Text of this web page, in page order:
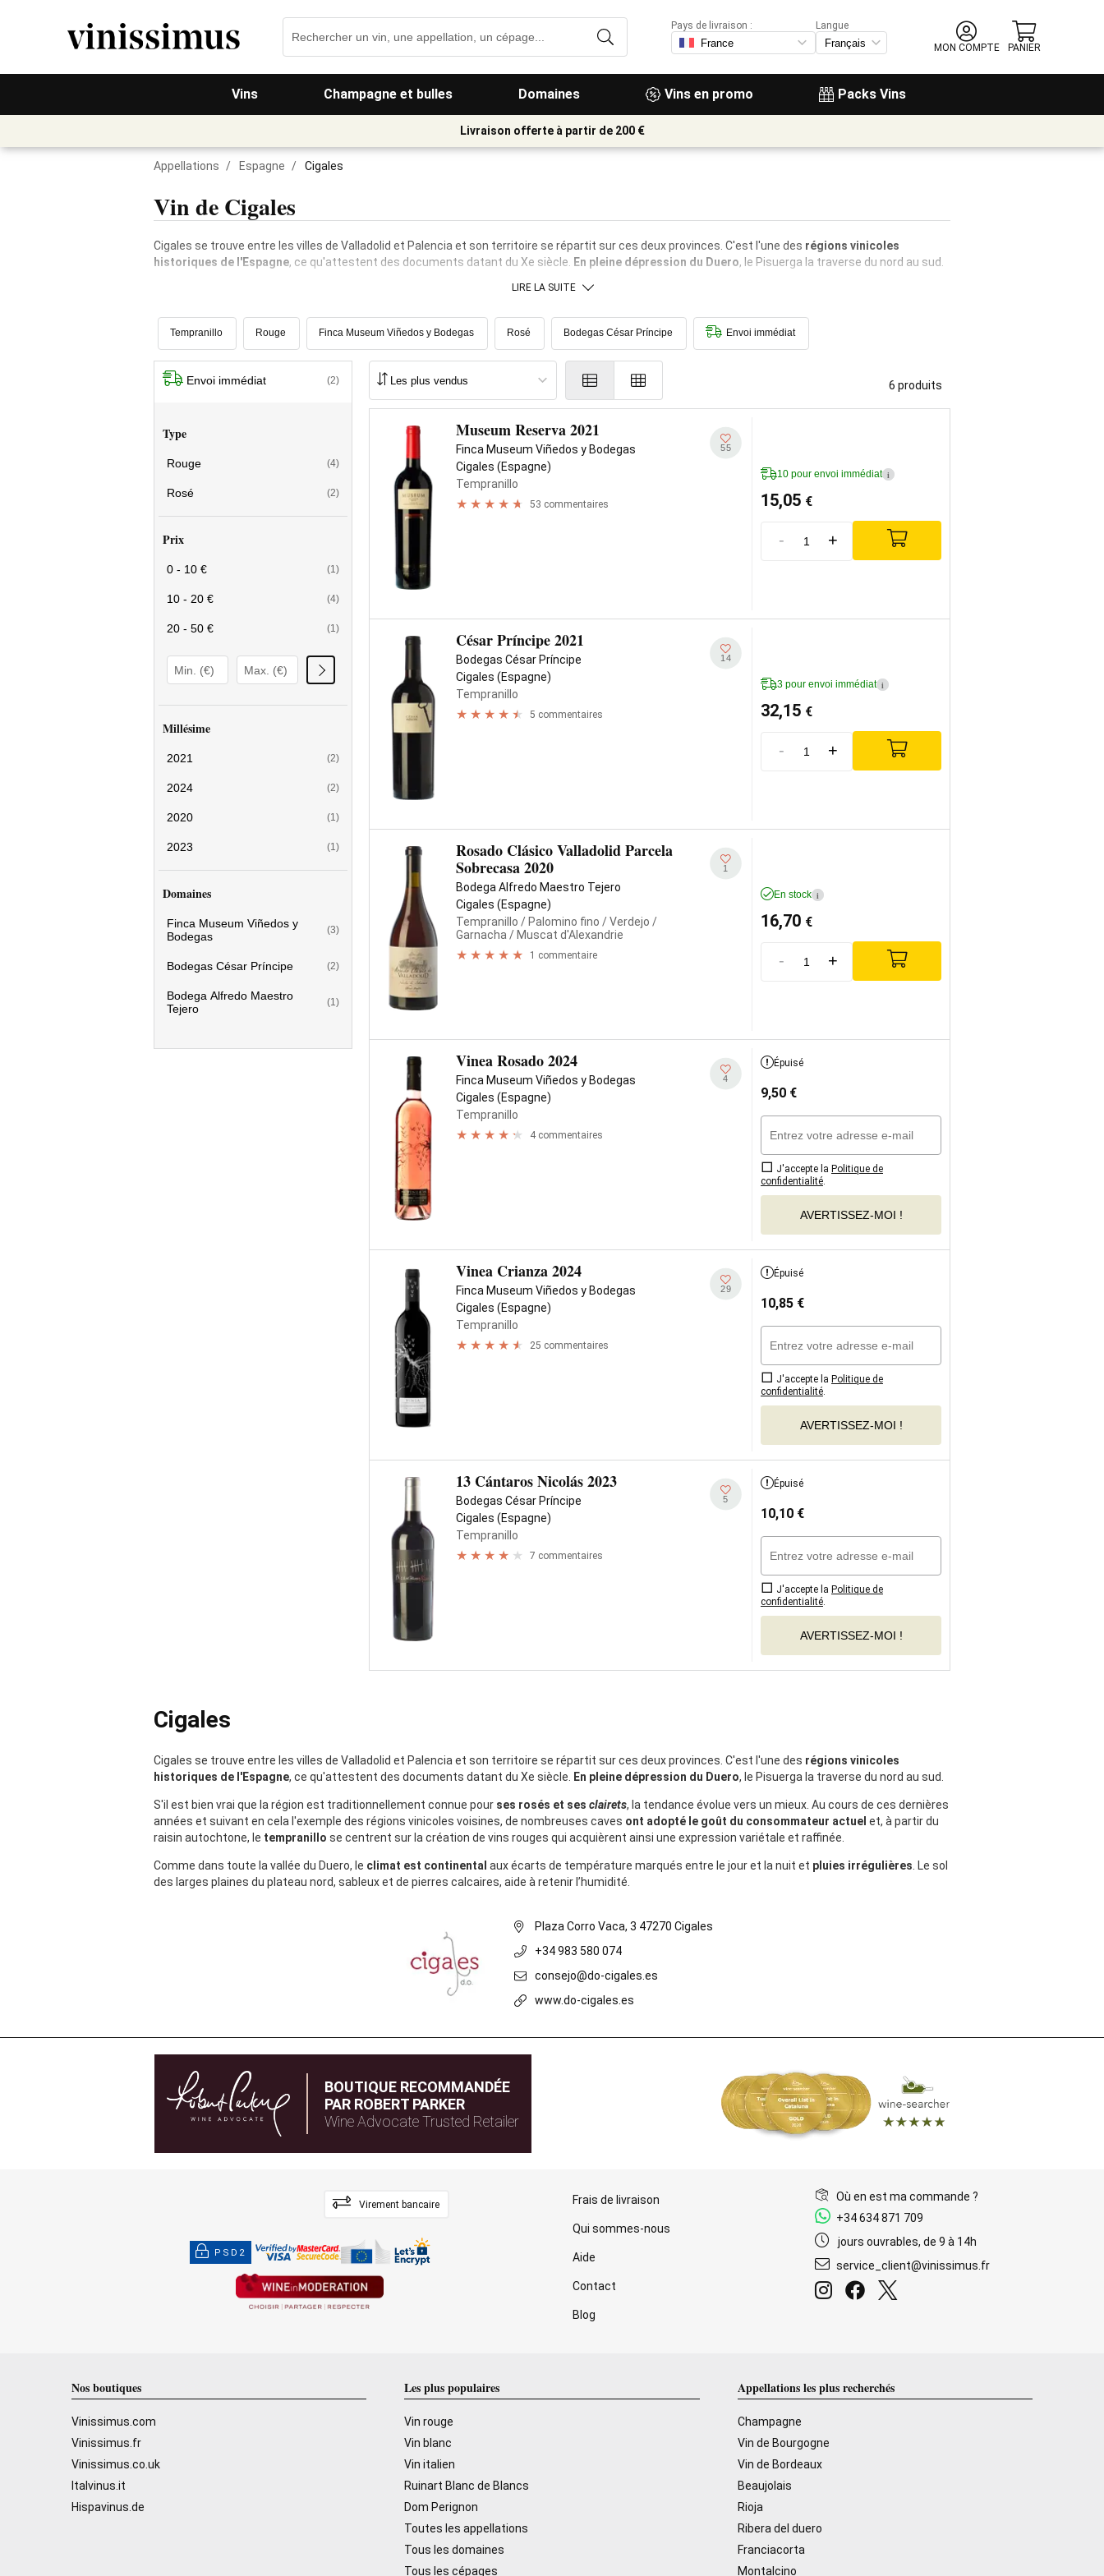
Vins Champagne et bulles Domaines Vins en promo Packs Vins
Pays de livraison :
Langue
MON COMPTE
PANIER
Livraison offerte à partir de 200 €
Appellations / Espagne / Cigales
Vin de Cigales
Cigales se trouve entre les villes de Valladolid et Palencia et son territoire se répartit sur ces deux provinces. C'est l'une des régions vinicoles
historiques de l'Espagne, ce qu'attestent des documents datant du Xe siècle. En pleine dépression du Duero, le Pisuerga la traverse du nord au sud.
LIRE LA SUITE
Tempranillo Rouge Finca Museum Viñedos y Bodegas Rosé Bodegas César Príncipe Envoi immédiat
Envoi immédiat (2)
Type
Rouge (4)
Rosé (2)
Prix
0 - 10 € (1)
10 - 20 € (4)
20 - 50 € (1)
Millésime
2021 (2)
2024 (2)
2020 (1)
2023 (1)
Domaines
Finca Museum Viñedos y
Bodegas
(3)
Bodegas César Príncipe (2)
Bodega Alfredo Maestro
Tejero
(1)
6 produits
Museum Reserva 2021
Finca Museum Viñedos y Bodegas
Cigales (Espagne)
Tempranillo
53 commentaires
55
10 pour envoi immédiat i
15,05 €
- +
César Príncipe 2021
Bodegas César Príncipe
Cigales (Espagne)
Tempranillo
5 commentaires
14
3 pour envoi immédiat i
32,15 €
- +
Rosado Clásico Valladolid Parcela
Sobrecasa 2020
Bodega Alfredo Maestro Tejero
Cigales (Espagne)
Tempranillo / Palomino fino / Verdejo /
Garnacha / Muscat d'Alexandrie
1 commentaire
1
En stock i
16,70 €
- +
Vinea Rosado 2024
Finca Museum Viñedos y Bodegas
Cigales (Espagne)
Tempranillo
4 commentaires
4
Épuisé
9,50 €
J'accepte la Politique de
confidentialité
AVERTISSEZ-MOI !
Vinea Crianza 2024
Finca Museum Viñedos y Bodegas
Cigales (Espagne)
Tempranillo
25 commentaires
29
Épuisé
10,85 €
J'accepte la Politique de
confidentialité
AVERTISSEZ-MOI !
13 Cántaros Nicolás 2023
Bodegas César Príncipe
Cigales (Espagne)
Tempranillo
7 commentaires
5
Épuisé
10,10 €
J'accepte la Politique de
confidentialité
AVERTISSEZ-MOI !
Cigales
Cigales se trouve entre les villes de Valladolid et Palencia et son territoire se répartit sur ces deux provinces. C'est l'une des régions vinicoles
historiques de l'Espagne, ce qu'attestent des documents datant du Xe siècle. En pleine dépression du Duero, le Pisuerga la traverse du nord au sud.
S'il est bien vrai que la région est traditionnellement connue pour ses rosés et ses clairets, la tendance évolue vers un mieux. Au cours de ces dernières
années et suivant en cela l'exemple des régions vinicoles voisines, de nombreuses caves ont adopté le goût du consommateur actuel et, à partir du
raisin autochtone, le tempranillo se centrent sur la création de vins rouges qui acquièrent ainsi une expression variétale et raffinée.
Comme dans toute la vallée du Duero, le climat est continental aux écarts de température marqués entre le jour et la nuit et pluies irrégulières. Le sol
des larges plaines du plateau nord, sableux et de pierres calcaires, aide à retenir l’humidité.
Plaza Corro Vaca, 3 47270 Cigales
+34 983 580 074
consejo@do-cigales.es
www.do-cigales.es
BOUTIQUE RECOMMANDÉE
PAR ROBERT PARKER
Wine Advocate Trusted Retailer
Virement bancaire
PSD2
Frais de livraison
Qui sommes-nous
Aide
Contact
Blog
Où en est ma commande ?
+34 634 871 709
jours ouvrables, de 9 à 14h
service_client@vinissimus.fr
Nos boutiques
Vinissimus.com
Vinissimus.fr
Vinissimus.co.uk
Italvinus.it
Hispavinus.de
Les plus populaires
Vin rouge
Vin blanc
Vin italien
Ruinart Blanc de Blancs
Dom Perignon
Toutes les appellations
Tous les domaines
Tous les cépages
Appellations les plus recherchés
Champagne
Vin de Bourgogne
Vin de Bordeaux
Beaujolais
Rioja
Ribera del duero
Franciacorta
Montalcino